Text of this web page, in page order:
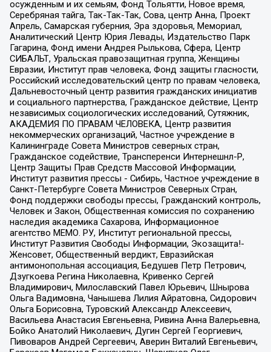
осужденным и их семьям, Фонд Тольятти, Новое время,
Серебряная тайга, Так-Так-Так, Сова, центр Анна, Проект
Апрель, Самарская губерния, Эра здоровья, Мемориал,
Аналитический Центр Юрия Левады, Издательство Парк
Гагарина, Фонд имени Андрея Рылькова, Сфера, Центр
СИБАЛЬТ, Уральская правозащитная группа, Женщины
Евразии, Институт прав человека, Фонд защиты гласности,
Российский исследовательский центр по правам человека,
Дальневосточный центр развития гражданских инициатив
и социального партнерства, Гражданское действие, Центр
независимых социологических исследований, Сутяжник,
АКАДЕМИЯ ПО ПРАВАМ ЧЕЛОВЕКА, Центр развития
некоммерческих организаций, Частное учреждение в
Калининграде Совета Министров северных стран,
Гражданское содействие, Трансперенси Интернешнл-Р,
Центр Защиты Прав Средств Массовой Информации,
Институт развития прессы - Сибирь, Частное учреждение в
Санкт-Петербурге Совета Министров Северных Стран,
Фонд поддержки свободы прессы, Гражданский контроль,
Человек и Закон, Общественная комиссия по сохранению
наследия академика Сахарова, Информационное
агентство МЕМО. РУ, Институт региональной прессы,
Институт Развития Свободы Информации, Экозащита!-
Женсовет, Общественный вердикт, Евразийская
антимонопольная ассоциация, Бедушев Петр Петрович,
Дзугкоева Регина Николаевна, Кривенко Сергей
Владимирович, Милославский Павел Юрьевич, Шнырова
Ольга Вадимовна, Чанышева Лилия Айратовна, Сидорович
Ольга Борисовна, Туровский Александр Алексеевич,
Васильева Анастасия Евгеньевна, Ривина Анна Валерьевна,
Бойко Анатолий Николаевич, Дугин Сергей Георгиевич,
Пивоваров Андрей Сергеевич, Аверин Виталий Евгеньевич,